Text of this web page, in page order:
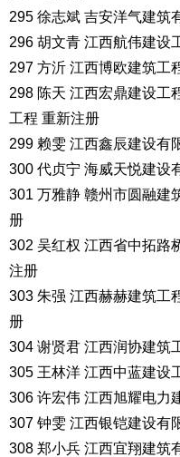
295 徐志斌 吉安洋气建筑
296 胡文青 江西航伟建设
297 方沂 江西博欧建筑工
298 陈天 江西宏鼎建设工
工程 重新注册
299 赖雯 江西鑫辰建设有
300 代贞宁 海威天悦建设
301 万雅静 赣州市圆融建
册
302 吴红权 江西省中拓路
注册
303 朱强 江西赫赫建筑工
册
304 谢贤君 江西润协建筑
305 王林洋 江西中蓝建设
306 许宏伟 江西旭耀电力
307 钟雯 江西银铠建设有
308 郑小兵 江西宜翔建筑